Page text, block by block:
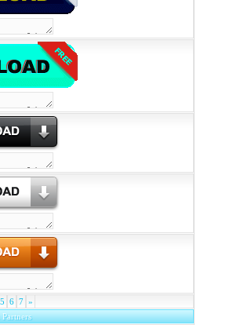
5 6 7 »